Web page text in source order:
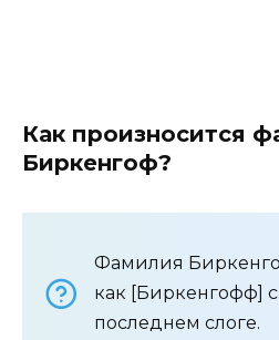
Как произносится
Биркенгоф?
Фамилия
как [Биркенгофф]
последнем слоге.